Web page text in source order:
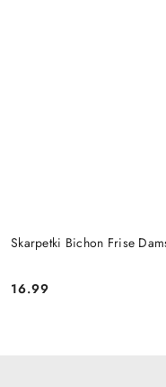
Skarpetki Bichon Frise
Cena:
16.99